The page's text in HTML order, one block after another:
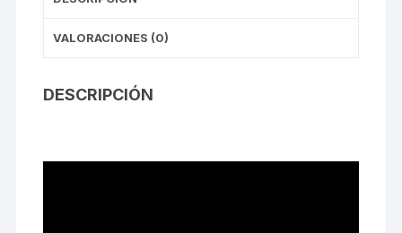
VALORACIONES (0)
DESCRIPCIÓN